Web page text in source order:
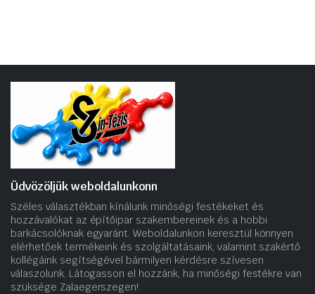
Üdvözöljük weboldalunkonn
Széles választékban kínálunk minőségi festékeket és
hozzávalókat az építőipar szakembereinek és a hobbi
barkácsolóknak egyaránt. Weboldalunkon keresztül könnyen
elérhetőek termékeink és szolgáltatásaink, valamint szakértő
kollégáink segítségével bármilyen kérdésre szívesen
válaszolunk. Látogasson el hozzánk, ha minőségi festékre van
szüksége Zalaegerszegen!.